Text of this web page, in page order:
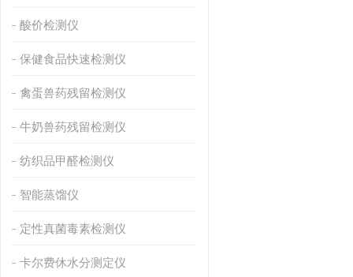
酸价检测仪
保健食品快速检测仪
禽蛋兽药残留检测仪
牛奶兽药残留检测仪
纺织品甲醛检测仪
智能蒸馏仪
定性真菌毒素检测仪
卡尔费休水分测定仪